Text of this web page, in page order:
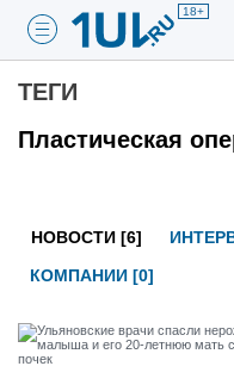
18+
ТЕГИ
Пластическая
НОВОСТИ [6]
КОМПАНИИ [0]